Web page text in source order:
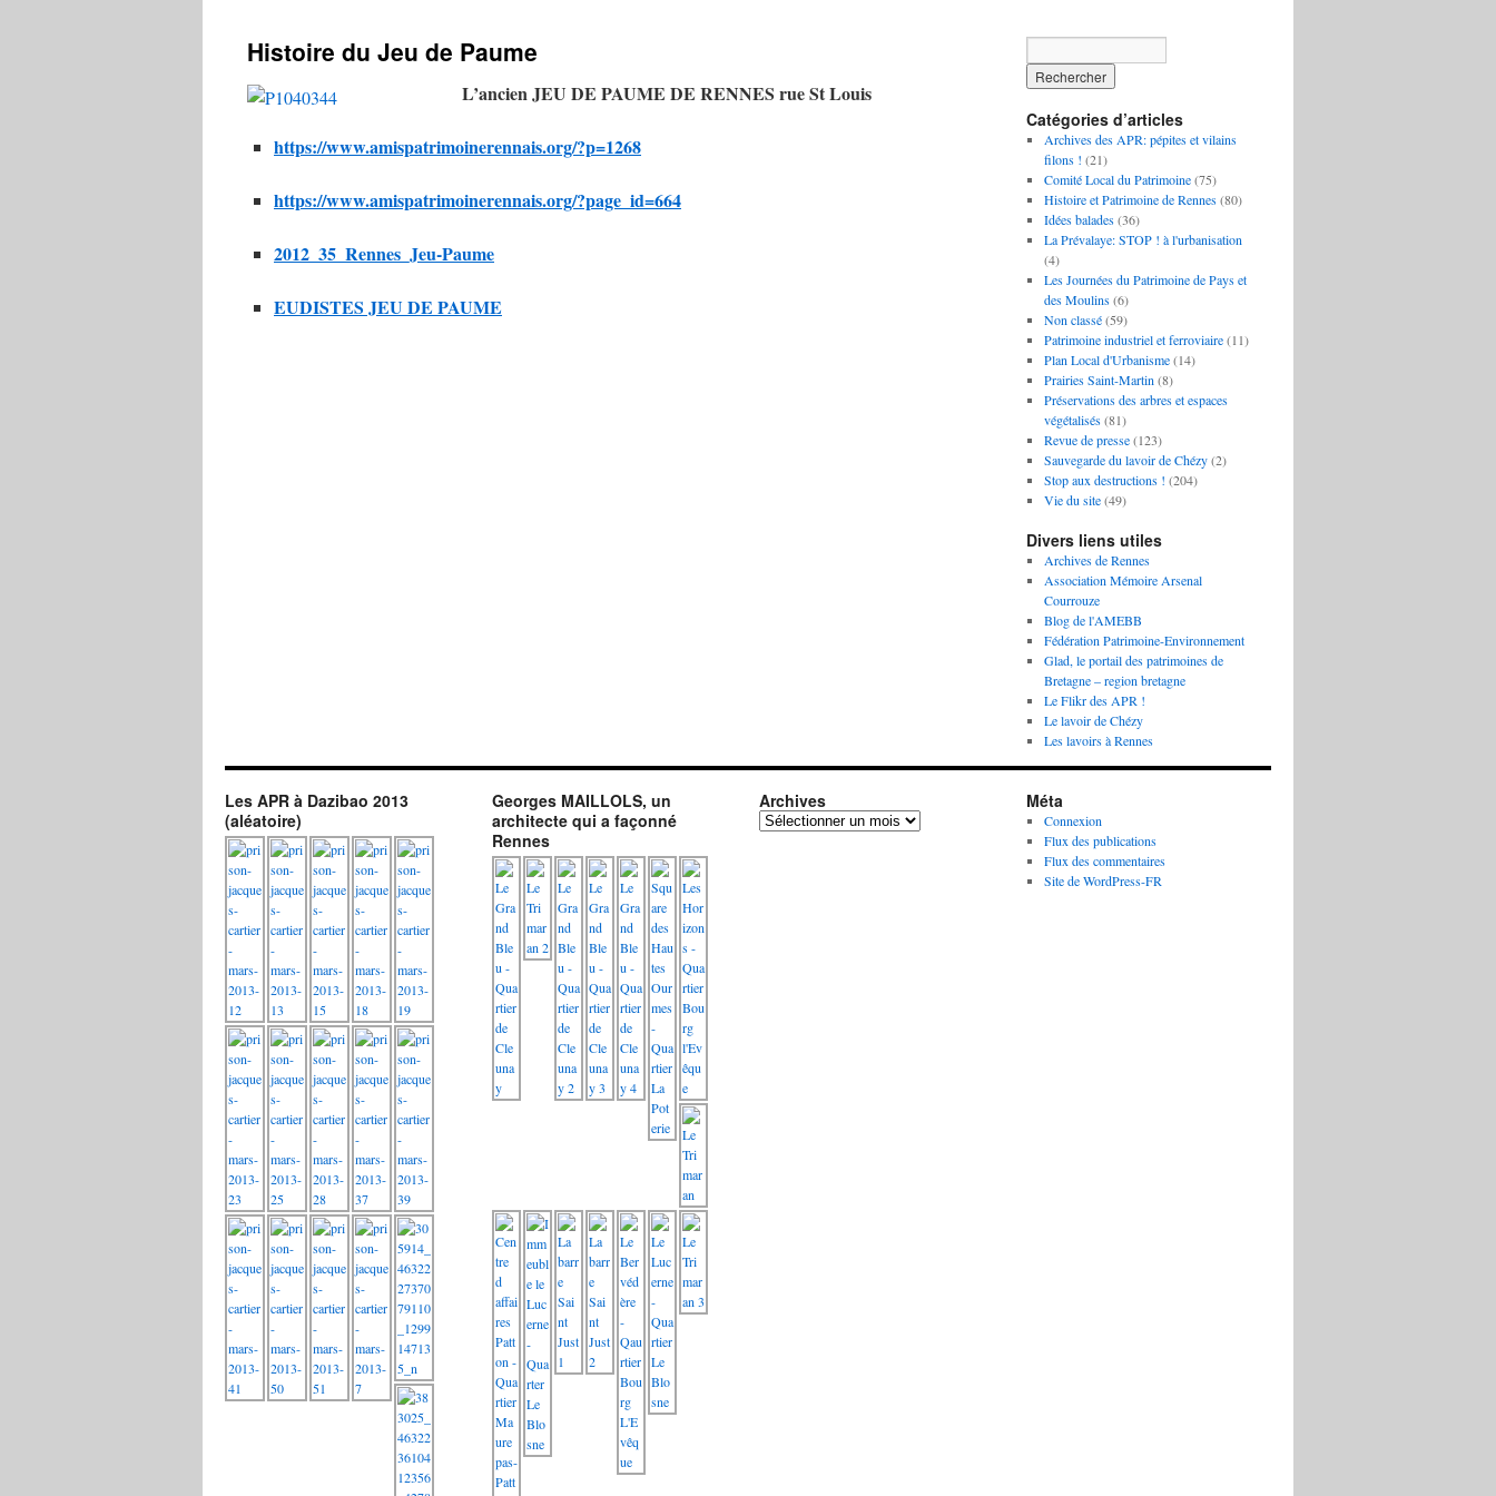
Histoire du Jeu de Paume
L’ancien JEU DE PAUME DE RENNES rue St Louis
https://www.amispatrimoinerennais.org/?p=1268
https://www.amispatrimoinerennais.org/?page_id=664
2012_35_Rennes_Jeu-Paume
EUDISTES JEU DE PAUME
Catégories d’articles
Archives des APR: pépites et vilains
filons ! (21)
Comité Local du Patrimoine(75)
Histoire et Patrimoine de Rennes(80)
Idées balades(36)
La Prévalaye: STOP ! à l'urbanisation
(4)
Les Journées du Patrimoine de Pays et
des Moulins(6)
Non classé(59)
Patrimoine industriel et ferroviaire(11)
Plan Local d'Urbanisme(14)
Prairies Saint-Martin (8)
Préservations des arbres et espaces
végétalisés(81)
Revue de presse(123)
Sauvegarde du lavoir de Chézy(2)
Stop aux destructions ! (204)
Vie du site(49)
Divers liens utiles
Archives de Rennes
Association Mémoire Arsenal
Courrouze
Blog de l'AMEBB
Fédération Patrimoine-Environnement
Glad, le portail des patrimoines de
Bretagne – region bretagne
Le Flikr des APR !
Le lavoir de Chézy
Les lavoirs à Rennes
Les APR à Dazibao 2013
(aléatoire)
Georges MAILLOLS, un
architecte qui a façonné
Rennes
Archives
Archives
Méta
Connexion
Flux des publications
Flux des commentaires
Site de WordPress-FR